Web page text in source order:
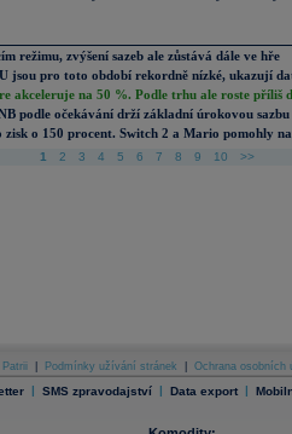
režimu, zvýšení sazeb ale zůstává dále ve hře
jsou pro toto období rekordně nízké, ukazují
akceleruje na 50 %. Podle trhu ale roste příliš
podle očekávání drží základní úrokovou sazbu
zisk o 150 procent. Switch 2 a Mario pomohly
1 2 3 4 5 6 7 8 9 10 >>
Patrii Podmínky užívání stránek Ochrana osobních
| SMS zpravodajství | Data export |